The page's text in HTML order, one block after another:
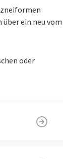
ein neu vom
oder